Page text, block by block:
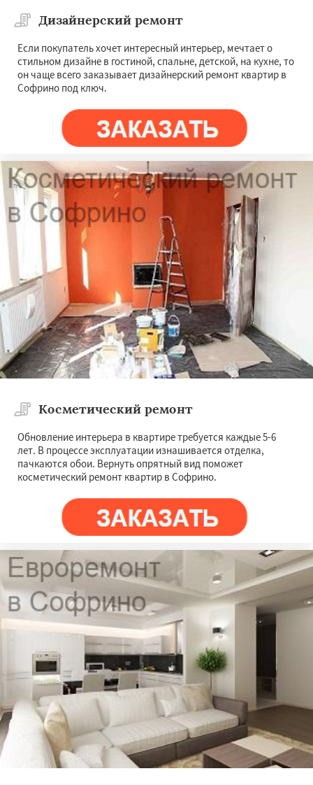
Дизайнерский ремонт
Если покупатель хочет интересный интерьер, мечтает о
стильном дизайне в гостиной, спальне, детской, на кухне, то
он чаще всего заказывает дизайнерский ремонт квартир в
Софрино под ключ.
Косметический ремонт
Обновление интерьера в квартире требуется каждые 5-6
лет. В процессе эксплуатации изнашивается отделка,
пачкаются обои. Вернуть опрятный вид поможет
косметический ремонт квартир в Софрино.